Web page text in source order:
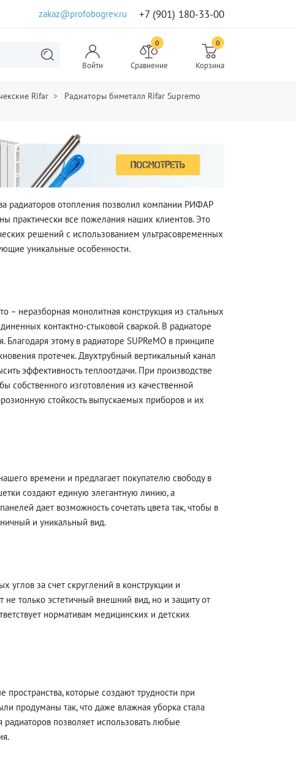
zakaz@profobogrev.ru +7 (901) 180-33-00
Войти
0
Сравнение
0
Корзина
Rifar
Радиаторы биметалл Rifar Supremo
радиаторов отопления позволил компании РИФАР
практически все пожелания наших клиентов. Это
решений с использованием ультрасовременных
уникальные особенности.
– неразборная монолитная конструкция из стальных
контактно-стыковой сваркой. В радиаторе
этому в радиаторе SUPReMO в принципе
протечек. Двухтрубный вертикальный канал
эффективность теплоотдачи. При производстве
собственного изготовления из качественной
стойкость выпускаемых приборов и их
времени и предлагает покупателю свободу в
создают единую элегантную линию, а
дает возможность сочетать цвета так, чтобы в
и уникальный вид.
углов за счет скруглений в конструкции и
только эстетичный внешний вид, но и защиту от
нормативам медицинских и детских
которые создают трудности при
продуманы так, что даже влажная уборка стала
позволяет использовать любые